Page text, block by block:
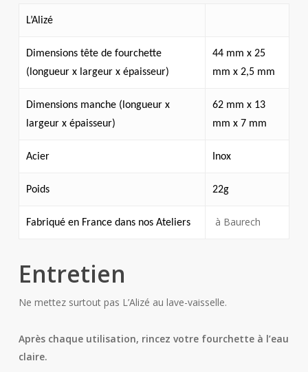
L’Alizé
Dimensions tête de fourchette
(longueur x largeur x épaisseur)
44 mm x 25
mm x 2,5 mm
Dimensions manche (longueur x
largeur x épaisseur)
62 mm x 13
mm x 7 mm
Acier Inox
Poids 22g
Fabriqué en France dans nos Ateliers à Baurech
Entretien
Ne mettez surtout pas L’Alizé au lave-vaisselle.
Après chaque utilisation, rincez votre fourchette à l’eau
claire.